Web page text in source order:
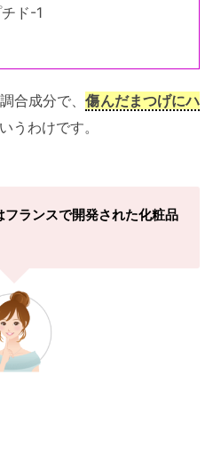
ド-1
合成分で、傷んだまつげにハ
うわけです。
ランスで開発された化粧品